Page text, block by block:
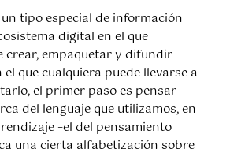
tipo especial de información
digital en el que
crear, empaquetar y difundir
que cualquiera puede llevarse a
el primer paso es pensar
del lenguaje que utilizamos, en
–el del pensamiento